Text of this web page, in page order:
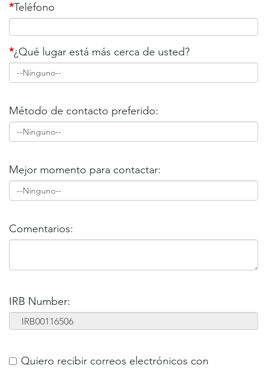
*Teléfono
*¿Qué lugar está más cerca de usted?
Método de contacto preferido:
Mejor momento para contactar:
Comentarios:
IRB Number:
Quiero recibir correos electrónicos con